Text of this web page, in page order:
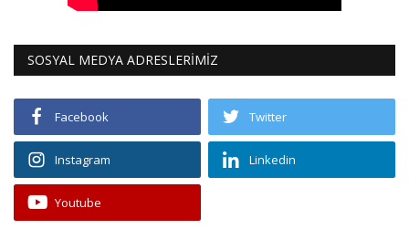
SOSYAL MEDYA ADRESLERİMİZ
Facebook Twitter
Instagram Linkedin
Youtube